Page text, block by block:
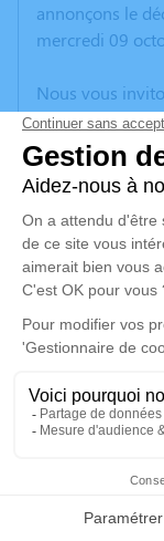
Faire-part
annonçons le
mercredi 09
Nous vous
vos
anecdote ou
poèmes ou des
d'expression
MANRINE.
Un service de
disponible ici.
Cérémonie
Église
03380 Huriel